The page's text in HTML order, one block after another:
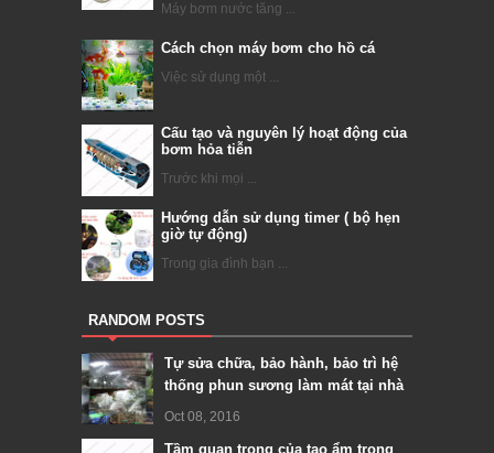
Máy bơm nước tăng ...
Cách chọn máy bơm cho hồ cá
Việc sử dụng một ...
Cấu tạo và nguyên lý hoạt động của
bơm hỏa tiễn
Trước khi mọi ...
Hướng dẫn sử dụng timer ( bộ hẹn
giờ tự động)
Trong gia đình bạn ...
RANDOM POSTS
Tự sửa chữa, bảo hành, bảo trì hệ
thống phun sương làm mát tại nhà
Oct 08, 2016
Tầm quan trọng của tạo ẩm trong